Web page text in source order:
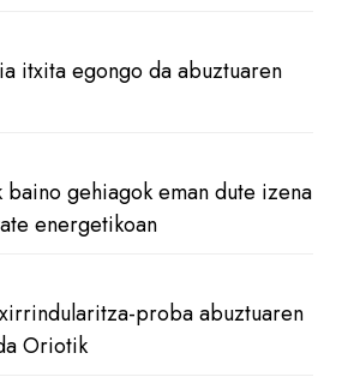
itxita egongo da abuztuaren
gehiagok eman dute izena
energetikoan
proba abuztuaren
Oriotik